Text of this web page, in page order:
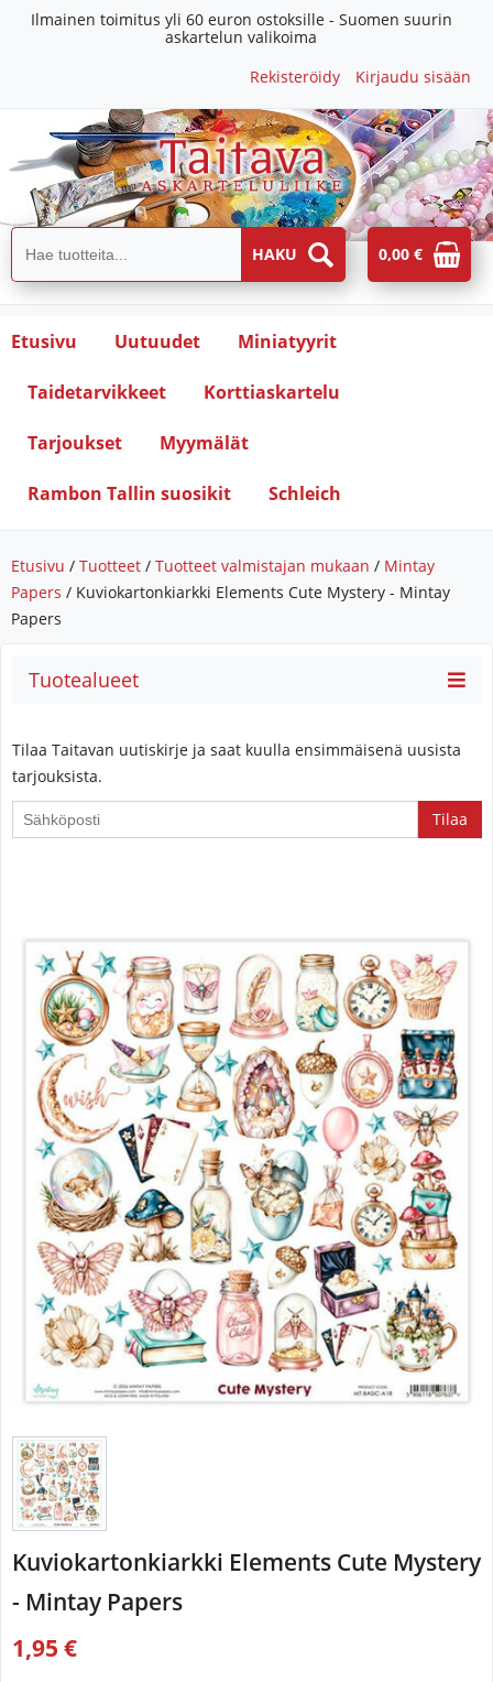
Ilmainen toimitus yli 60 euron ostoksille - Suomen suurin
askartelun valikoima
Rekisteröidy
Kirjaudu sisään
0,00 €
Etusivu Uutuudet Miniatyyrit
Taidetarvikkeet Korttiaskartelu
Tarjoukset Myymälät
Rambon Tallin suosikit Schleich
Etusivu / Tuotteet / Tuotteet valmistajan mukaan / Mintay
Papers / Kuviokartonkiarkki Elements Cute Mystery - Mintay
Papers
Tuotealueet
Tilaa Taitavan uutiskirje ja saat kuulla ensimmäisenä uusista
tarjouksista.
Kuviokartonkiarkki Elements Cute Mystery
- Mintay Papers
1,95 €